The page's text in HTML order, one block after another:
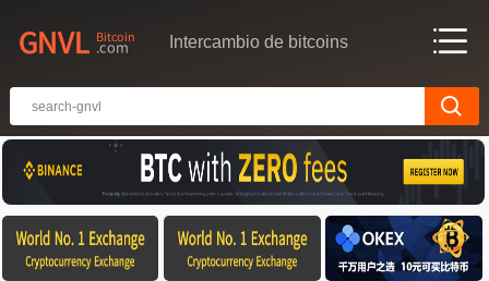
Intercambio de bitcoins